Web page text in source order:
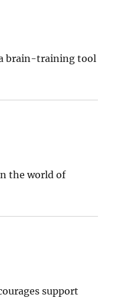
brain-training tool
the world of
support